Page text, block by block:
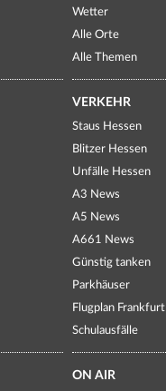
Wetter
Alle Orte
Alle Themen
VERKEHR
Staus Hessen
Blitzer Hessen
Unfälle Hessen
A3 News
A5 News
A661 News
Günstig tanken
Parkhäuser
Flugplan Frankfurt
Schulausfälle
ON AIR